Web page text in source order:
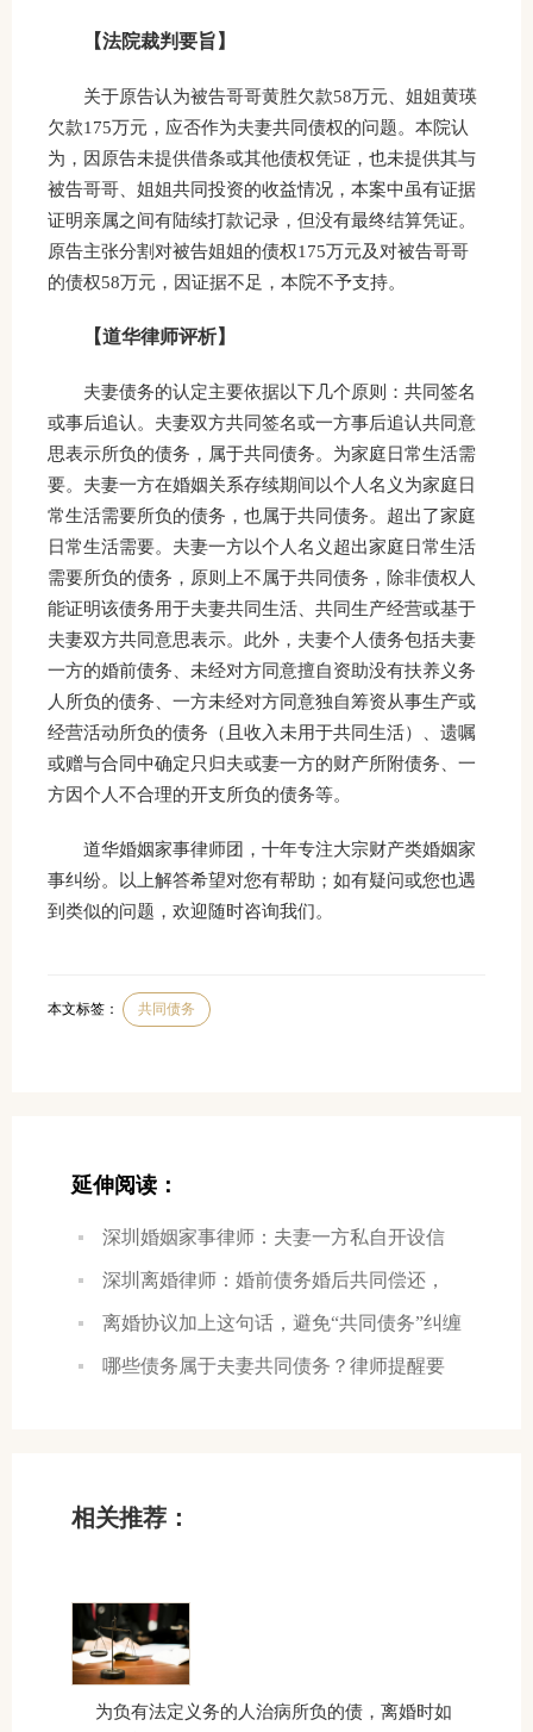
【法院裁判要旨】
关于原告认为被告哥哥黄胜欠款58万元、姐姐黄瑛
欠款175万元，应否作为夫妻共同债权的问题。本院认
为，因原告未提供借条或其他债权凭证，也未提供其与
被告哥哥、姐姐共同投资的收益情况，本案中虽有证据
证明亲属之间有陆续打款记录，但没有最终结算凭证。
原告主张分割对被告姐姐的债权175万元及对被告哥哥
的债权58万元，因证据不足，本院不予支持。
【道华律师评析】
夫妻债务的认定主要依据以下几个原则：共同签名
或事后追认。夫妻双方共同签名或一方事后追认共同意
思表示所负的债务，属于共同债务。为家庭日常生活需
要。夫妻一方在婚姻关系存续期间以个人名义为家庭日
常生活需要所负的债务，也属于共同债务。超出了家庭
日常生活需要。夫妻一方以个人名义超出家庭日常生活
需要所负的债务，原则上不属于共同债务，除非债权人
能证明该债务用于夫妻共同生活、共同生产经营或基于
夫妻双方共同意思表示。此外，夫妻个人债务包括夫妻
一方的婚前债务、未经对方同意擅自资助没有扶养义务
人所负的债务、一方未经对方同意独自筹资从事生产或
经营活动所负的债务（且收入未用于共同生活）、遗嘱
或赠与合同中确定只归夫或妻一方的财产所附债务、一
方因个人不合理的开支所负的债务等。
道华婚姻家事律师团，十年专注大宗财产类婚姻家
事纠纷。以上解答希望对您有帮助；如有疑问或您也遇
到类似的问题，欢迎随时咨询我们。
本文标签： 共同债务
延伸阅读：
深圳婚姻家事律师：夫妻一方私自开设信
用卡透支，债务由个人承担吗？
深圳离婚律师：婚前债务婚后共同偿还，
离婚可以追偿吗？
离婚协议加上这句话，避免“共同债务”纠缠
哪些债务属于夫妻共同债务？律师提醒要
相关推荐：
为负有法定义务的人治病所负的债，离婚时如